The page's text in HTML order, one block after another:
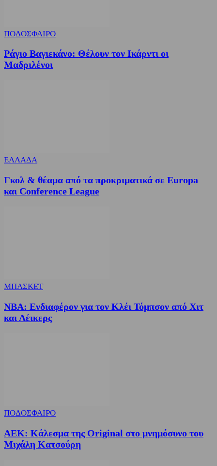
ΠΟΔΟΣΦΑΙΡΟ
Ράγιο Βαγιεκάνο: Θέλουν τον Ικάρντι οι
Μαδριλένοι
ΕΛΛΑΔΑ
Γκολ & θέαμα από τα προκριματικά σε Europa
και Conference League
ΜΠΑΣΚΕΤ
NBA: Ενδιαφέρον για τον Κλέι Τόμπσον από Χιτ
και Λέικερς
ΠΟΔΟΣΦΑΙΡΟ
ΑΕΚ: Κάλεσμα της Original στο μνημόσυνο του
Μιχάλη Κατσούρη